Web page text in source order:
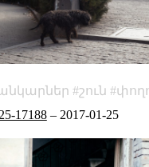
շուն
17188– 2017-01-25